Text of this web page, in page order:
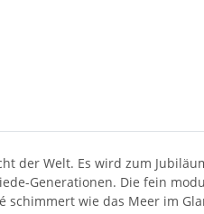
der Welt. Es wird zum
Generationen. Die fein
wie das Meer im